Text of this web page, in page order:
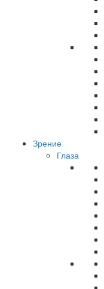
Зрение
Глаза